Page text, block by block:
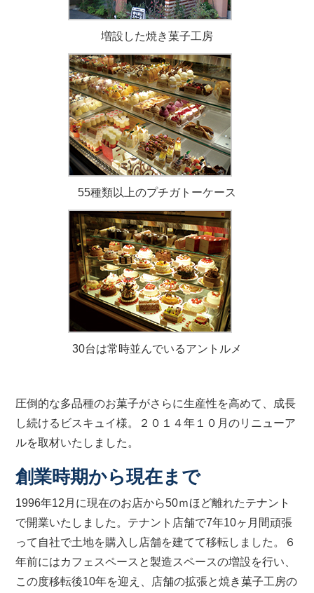
増設した焼き菓子工房
55種類以上のプチガトーケース
30台は常時並んでいるアントルメ
圧倒的な多品種のお菓子がさらに生産性を高めて、成長
し続けるビスキュイ様。２０１４年１０月のリニューア
ルを取材いたしました。
創業時期から現在まで
1996年12月に現在のお店から50ｍほど離れたテナント
で開業いたしました。テナント店舗で7年10ヶ月間頑張
って自社で土地を購入し店舗を建てて移転しました。６
年前にはカフェスペースと製造スペースの増設を行い、
この度移転後10年を迎え、店舗の拡張と焼き菓子工房の